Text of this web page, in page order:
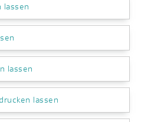
lassen
lassen
lassen